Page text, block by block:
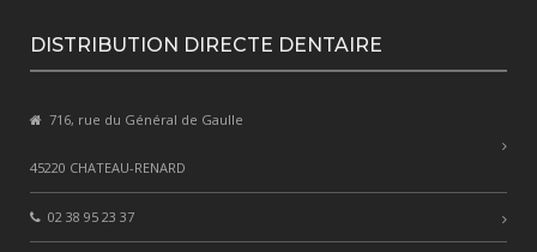
DISTRIBUTION DIRECTE DENTAIRE
716, rue du Général de Gaulle
45220 CHATEAU-RENARD
02 38 95 23 37